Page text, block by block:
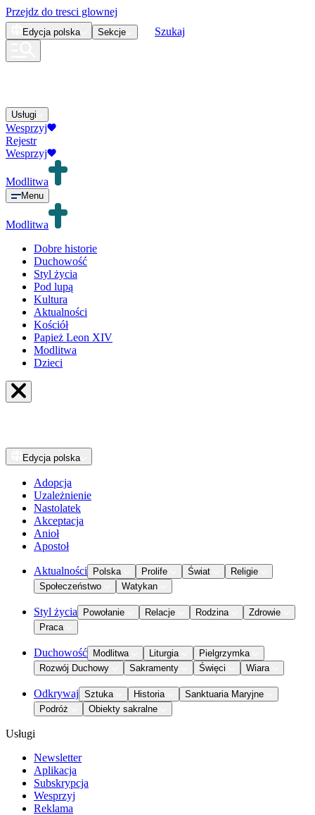
Przejdz do tresci glownej
Edycja polska Sekcje Szukaj
Usługi
Wesprzyj
Rejestr
Wesprzyj
Modlitwa
Menu
Modlitwa
Dobre historie
Duchowość
Styl życia
Pod lupą
Kultura
Aktualności
Kościół
Papież Leon XIV
Modlitwa
Dzieci
Edycja polska
Adopcja
Uzależnienie
Nastolatek
Akceptacja
Anioł
Apostoł
Aktualności Polska Prolife Świat
Religie
Społeczeństwo
Watykan
Styl życia Powołanie Relacje Rodzina
Zdrowie
Praca
Duchowość Modlitwa Liturgia
Pielgrzymka
Rozwój Duchowy
Sakramenty Święci Wiara
Odkrywaj Sztuka Historia
Sanktuaria Maryjne
Podróż
Obiekty sakralne
Usługi
Newsletter
Aplikacja
Subskrypcja
Wesprzyj
Reklama